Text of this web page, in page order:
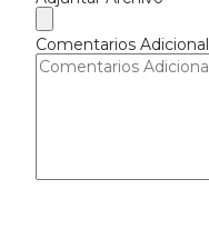
Comentarios